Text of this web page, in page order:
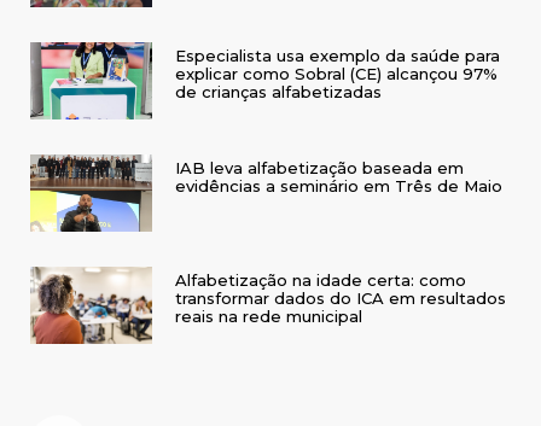
Especialista usa exemplo da saúde para
explicar como Sobral (CE) alcançou 97%
de crianças alfabetizadas
IAB leva alfabetização baseada em
evidências a seminário em Três de Maio
Alfabetização na idade certa: como
transformar dados do ICA em resultados
reais na rede municipal